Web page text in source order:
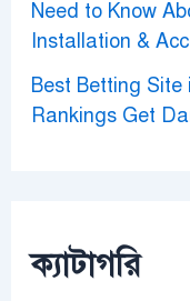
Need to Know
Installation &
Best Betting
Rankings Get
ক্যাটাগরি